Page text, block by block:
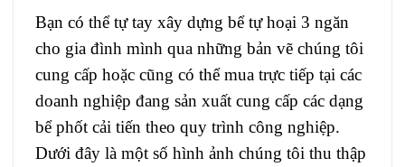
Bạn có thể tự tay xây dựng bể tự hoại 3 ngăn
cho gia đình mình qua những bản vẽ chúng tôi
cung cấp hoặc cũng có thể mua trực tiếp tại các
doanh nghiệp đang sản xuất cung cấp các dạng
bể phốt cải tiến theo quy trình công nghiệp.
Dưới đây là một số hình ảnh chúng tôi thu thập